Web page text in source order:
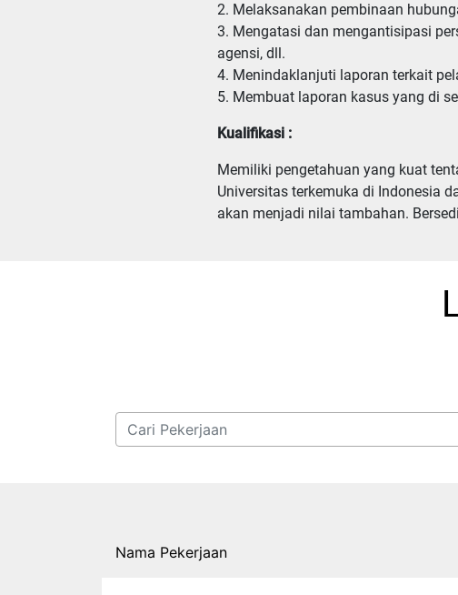
2. Melaksanakan pembinaan
3. Mengatasi dan mengantisipasi
agensi, dll.
4. Menindaklanjuti laporan terkait
5. Membuat laporan kasus yang di
Kualifikasi :
Memiliki pengetahuan yang kuat
Universitas terkemuka di Indonesia
akan menjadi nilai tambahan.
Nama Pekerjaan